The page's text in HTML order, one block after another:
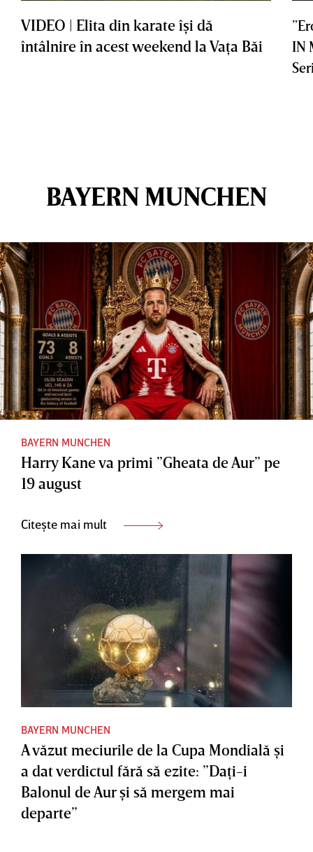
VIDEO | Elita din karate îşi dă
întâlnire în acest weekend la Vaţa Băi
IN
BAYERN MUNCHEN
BAYERN MUNCHEN
Harry Kane va primi ”Gheata de Aur” pe
19 august
Citește mai mult
BAYERN MUNCHEN
A văzut meciurile de la Cupa Mondială şi
a dat verdictul fără să ezite: ”Daţi-i
Balonul de Aur şi să mergem mai
departe”